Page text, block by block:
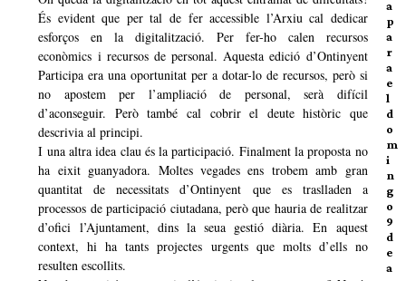
És evident que per tal de fer accessible l’Arxiu cal dedicar
esforços en la digitalització. Per fer-ho calen recursos
econòmics i recursos de personal. Aquesta edició d’Ontinyent
Participa era una oportunitat per a dotar-lo de recursos, però si
no apostem per l’ampliació de personal, serà difícil
d’aconseguir. Però també cal cobrir el deute històric que
descrivia al principi.
I una altra idea clau és la participació. Finalment la proposta no
ha eixit guanyadora. Moltes vegades ens trobem amb gran
quantitat de necessitats d’Ontinyent que es traslladen a
processos de participació ciutadana, però que hauria de realitzar
d’ofici l’Ajuntament, dins la seua gestió diària. En aquest
context, hi ha tants projectes urgents que molts d’ells no
resulten escollits.
a
p
a
r
a
e
l
d
o
m
i
n
g
o
9
d
e
a